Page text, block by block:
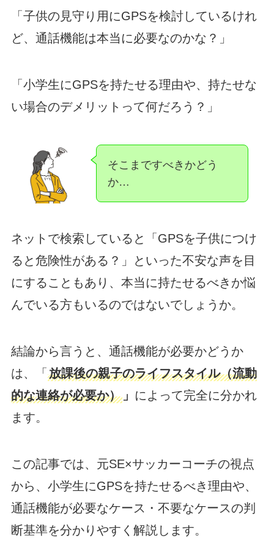
「子供の見守り用にGPSを検討しているけれ
ど、通話機能は本当に必要なのかな？」
「小学生にGPSを持たせる理由や、持たせな
い場合のデメリットって何だろう？」
そこまですべきかどう
か…
ネットで検索していると「GPSを子供につけ
ると危険性がある？」といった不安な声を目
にすることもあり、本当に持たせるべきか悩
んでいる方もいるのではないでしょうか。
結論から言うと、通話機能が必要かどうか
は、「 放課後の親子のライフスタイル（流動
的な連絡が必要か）」 によって完全に分かれ
ます。
この記事では、元SE×サッカーコーチの視点
から、小学生にGPSを持たせるべき理由や、
通話機能が必要なケース・不要なケースの判
断基準を分かりやすく解説します。